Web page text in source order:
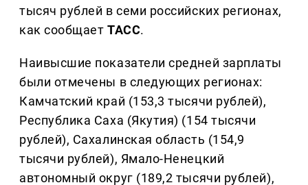
тысяч рублей в семи российских регионах,
как сообщаетТАСС.
Наивысшие показатели средней зарплаты
были отмечены в следующих регионах:
Камчатский край (153,3 тысячи рублей),
Республика Саха (Якутия) (154 тысячи
рублей), Сахалинская область (154,9
тысячи рублей), Ямало-Ненецкий
автономный округ (189,2 тысячи рублей),